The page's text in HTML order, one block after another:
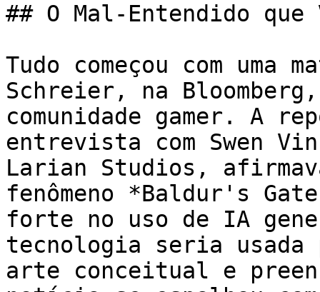
## O Mal-Entendido
Tudo começou com
Schreier, na Bloomberg,
comunidade gamer. A
entrevista com Swen
Larian Studios,
fenômeno *Baldur's
forte no uso de IA
tecnologia seria
arte conceitual e